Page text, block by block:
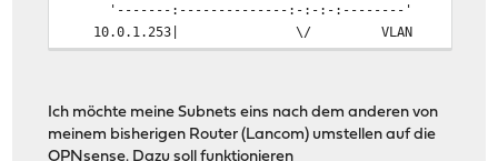
'-------:--------------:-:-:-:--------'
10.0.1.253| \/ VLAN IP
| || - 41 WLAN intern
| || - 70 IoT 10.0.7.253
Ich möchte meine Subnets eins nach dem anderen von
meinem bisherigen Router (Lancom) umstellen auf die
OPNsense. Dazu soll funktionieren